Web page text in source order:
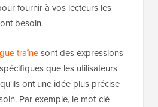
fournir à vos lecteurs les
besoin.
traînesont des expressions
que les utilisateurs
ont une idée plus précise
Par exemple, le mot-clé